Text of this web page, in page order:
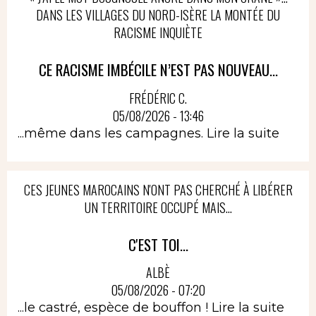
DANS LES VILLAGES DU NORD-ISÈRE LA MONTÉE DU
RACISME INQUIÈTE
CE RACISME IMBÉCILE N’EST PAS NOUVEAU...
FRÉDÉRIC C.
05/08/2026 - 13:46
...même dans les campagnes. Lire la suite
CES JEUNES MAROCAINS N'ONT PAS CHERCHÉ À LIBÉRER
UN TERRITOIRE OCCUPÉ MAIS...
C'EST TOI...
ALBÈ
05/08/2026 - 07:20
...le castré, espèce de bouffon ! Lire la suite